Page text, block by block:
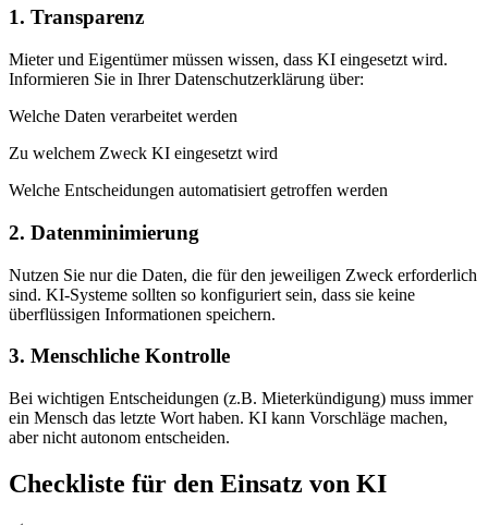
1. Transparenz
Mieter und Eigentümer müssen wissen, dass KI eingesetzt wird.
Informieren Sie in Ihrer Datenschutzerklärung über:
Welche Daten verarbeitet werden
Zu welchem Zweck KI eingesetzt wird
Welche Entscheidungen automatisiert getroffen werden
2. Datenminimierung
Nutzen Sie nur die Daten, die für den jeweiligen Zweck erforderlich
sind. KI-Systeme sollten so konfiguriert sein, dass sie keine
überflüssigen Informationen speichern.
3. Menschliche Kontrolle
Bei wichtigen Entscheidungen (z.B. Mieterkündigung) muss immer
ein Mensch das letzte Wort haben. KI kann Vorschläge machen,
aber nicht autonom entscheiden.
Checkliste für den Einsatz von KI